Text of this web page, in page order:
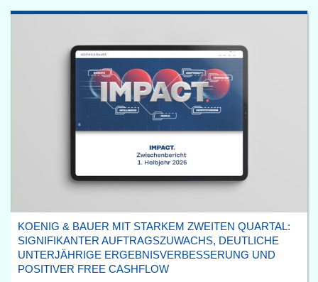
KOENIG & BAUER MIT STARKEM ZWEITEN QUARTAL:
SIGNIFIKANTER AUFTRAGSZUWACHS, DEUTLICHE
UNTERJÄHRIGE ERGEBNISVERBESSERUNG UND
POSITIVER FREE CASHFLOW